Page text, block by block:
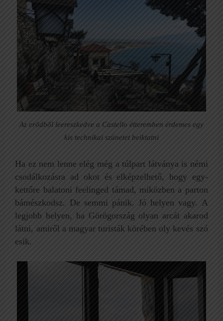
Az erődből leereszkedve a Castello étteremben érdemes egy
kis technikai szünetet beiktatni
Ha ez nem lenne elég még a túlpart látványa is némi
csodálkozásra ad okot és elképzelhető, hogy egy-
kettőre balatoni feelinged támad, miközben a parton
bámészkodsz. De semmi pánik. Jó helyen vagy. A
legjobb helyen, ha Görögország olyan arcát akarod
látni, amiről a magyar turisták körében oly kevés szó
esik.